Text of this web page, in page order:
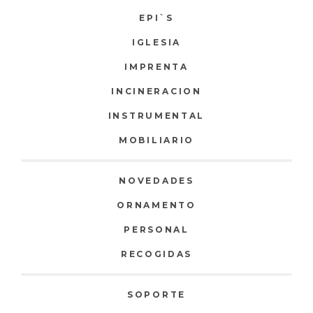
EPI`S
IGLESIA
IMPRENTA
INCINERACION
INSTRUMENTAL
MOBILIARIO
NOVEDADES
ORNAMENTO
PERSONAL
RECOGIDAS
SOPORTE